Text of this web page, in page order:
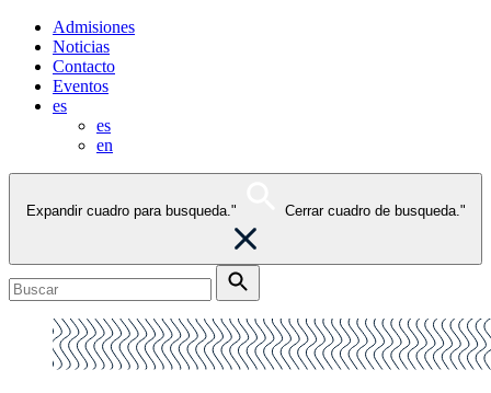
Admisiones
Noticias
Contacto
Eventos
es
es
en
Expandir cuadro para busqueda." Cerrar cuadro de busqueda."